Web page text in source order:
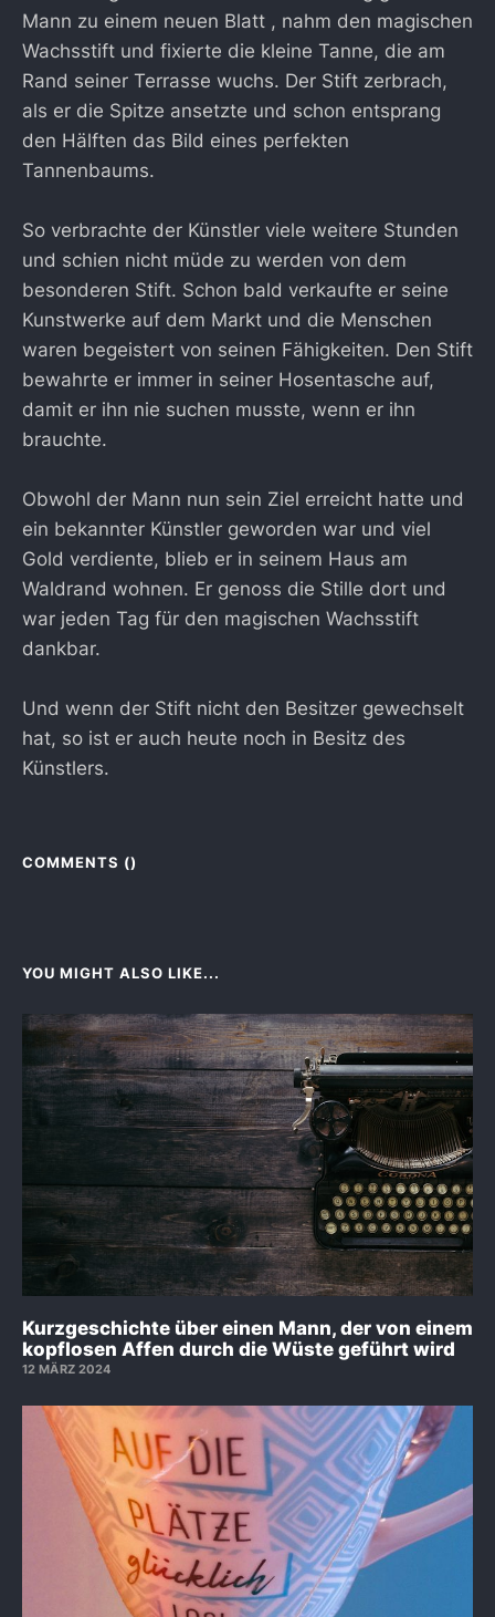
Mann zu einem neuen Blatt , nahm den magischen
Wachsstift und fixierte die kleine Tanne, die am
Rand seiner Terrasse wuchs. Der Stift zerbrach,
als er die Spitze ansetzte und schon entsprang
den Hälften das Bild eines perfekten
Tannenbaums.
So verbrachte der Künstler viele weitere Stunden
und schien nicht müde zu werden von dem
besonderen Stift. Schon bald verkaufte er seine
Kunstwerke auf dem Markt und die Menschen
waren begeistert von seinen Fähigkeiten. Den Stift
bewahrte er immer in seiner Hosentasche auf,
damit er ihn nie suchen musste, wenn er ihn
brauchte.
Obwohl der Mann nun sein Ziel erreicht hatte und
ein bekannter Künstler geworden war und viel
Gold verdiente, blieb er in seinem Haus am
Waldrand wohnen. Er genoss die Stille dort und
war jeden Tag für den magischen Wachsstift
dankbar.
Und wenn der Stift nicht den Besitzer gewechselt
hat, so ist er auch heute noch in Besitz des
Künstlers.
COMMENTS ()
YOU MIGHT ALSO LIKE...
Kurzgeschichte über einen Mann, der von einem
kopflosen Affen durch die Wüste geführt wird
12 MÄRZ 2024